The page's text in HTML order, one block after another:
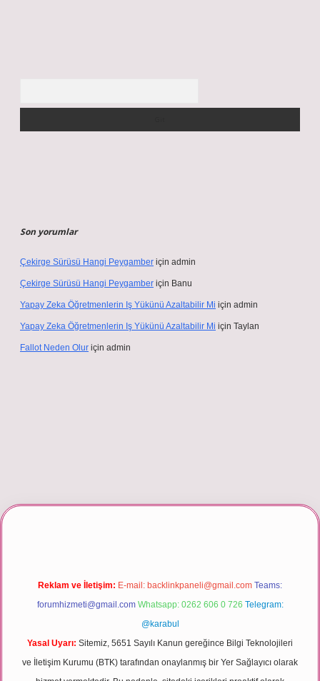
Son yorumlar
Çekirge Sürüsü Hangi Peygamber için admin
Çekirge Sürüsü Hangi Peygamber için Banu
Yapay Zeka Öğretmenlerin Iş Yükünü Azaltabilir Mi için admin
Yapay Zeka Öğretmenlerin Iş Yükünü Azaltabilir Mi için Taylan
Fallot Neden Olur için admin
Reklam ve İletişim: E-mail: backlinkpaneli@gmail.com Teams:
forumhizmeti@gmail.com Whatsapp: 0262 606 0 726 Telegram:
@karabul
Yasal Uyarı: Sitemiz, 5651 Sayılı Kanun gereğince Bilgi Teknolojileri
ve İletişim Kurumu (BTK) tarafından onaylanmış bir Yer Sağlayıcı olarak